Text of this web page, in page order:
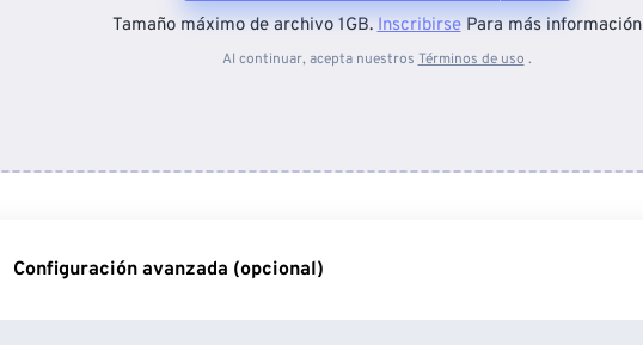
Desde el dispositivo
Tamaño máximo de archivo 1GB.InscribirsePara más información
Al continuar, acepta nuestros Términos de uso .
Configuración avanzada (opcional)